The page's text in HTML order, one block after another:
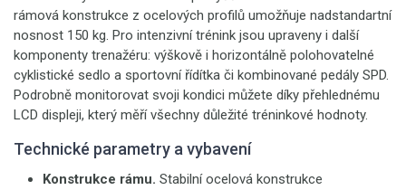
rámová konstrukce z ocelových profilů umožňuje nadstandartní
nosnost 150 kg. Pro intenzivní trénink jsou upraveny i další
komponenty trenažéru: výškově i horizontálně polohovatelné
cyklistické sedlo a sportovní řídítka či kombinované pedály SPD.
Podrobně monitorovat svoji kondici můžete díky přehlednému
LCD displeji, který měří všechny důležité tréninkové hodnoty.
Technické parametry a vybavení
Konstrukce rámu. Stabilní ocelová konstrukce